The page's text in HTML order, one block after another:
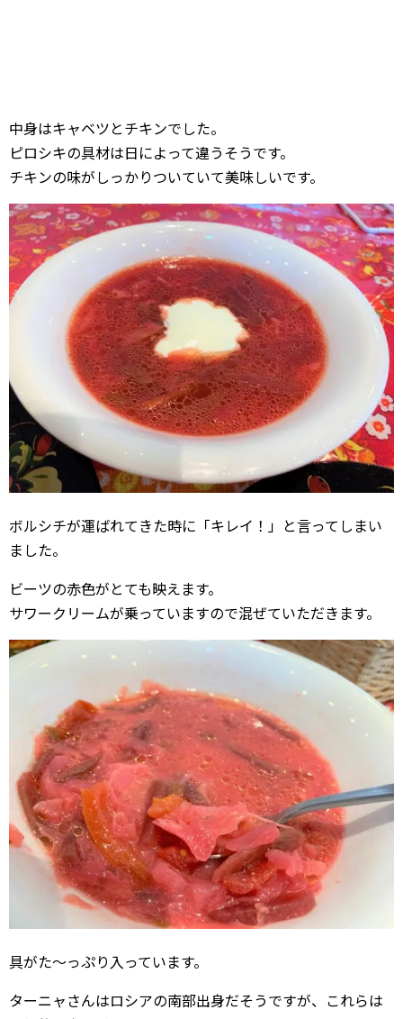
中身はキャベツとチキンでした。
ピロシキの具材は日によって違うそうです。
チキンの味がしっかりついていて美味しいです。
ボルシチが運ばれてきた時に「キレイ！」と言ってしまい
ました。
ビーツの赤色がとても映えます。
サワークリームが乗っていますので混ぜていただきます。
具がた～っぷり入っています。
ターニャさんはロシアの南部出身だそうですが、これらは